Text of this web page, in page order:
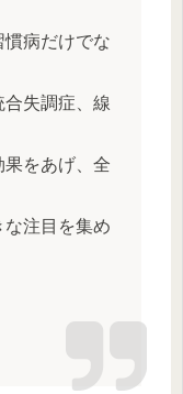
病だけでな
失調症、線
をあげ、全
注目を集め